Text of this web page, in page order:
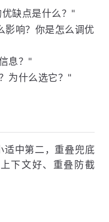
缺点是什么？"
影响？你是怎么调优
息？"
为什么选它？"
适中第二，重叠兜底
下文好、重叠防截